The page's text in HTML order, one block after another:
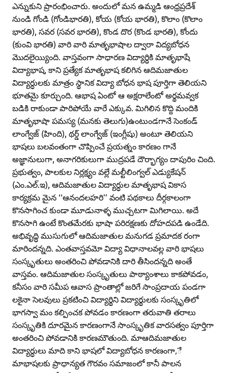
ఎన్నుకుని ప్రారంభించారు. అందులో మన ఉమ్మడి ఆంధ్రప్రదేశ్‌
నుండి గోండి (గోండిభారతి), కోయ (కోయ భారతి), కొలాం (కొలాం
భారతి), సవర (సవర భారతి), కొండ దొర (కొండ భారతి), కోందు
(కుంవి భారతి) వారి వారి మాతృభాషాల ద్వారా విద్యబోధన
మొదలైయ్యింది. వాస్తవంగా సాధారణ విద్యార్ధికి మాతృభాషే
విద్యాభాష, కాని ప్రత్యేక మాతృభాష కలిగిన ఆదిమజాతుల
విద్యార్ధులకు మాత్రం స్థానిక విద్యా బోధన భాష పూర్తిగా తెలియని
భూతమై కూర్చుంది. ఆభాష ఏంటో ఆ అక్షరాలేంటో అర్థమవ్వక
బడికి రాకుండా పారిపోయే వారే ఎక్కువ. మిగిలిన కొద్ది మందికి
మాతృభాషా పమస్య (మనకు తెలుగు)ఉంటుండగానే సెంకండ్‌
లాంగ్వేజ్‌ (హింది), థర్డ్‌ లాంగ్వేజ్‌ (ఇంగ్లీషు) అంటూ తెలియని
భాషలు బలవంతంగా చొప్పించే ప్రయత్నం కారణం గానే
అజ్ఞానులుగా, అనాగరికులుగా ముద్రపడే దౌర్భాగ్యం దాపురిం చింది.
ప్రభుత్వం, పాలకుల నిర్లక్ష్యం వల్లే మల్టీలింగ్వల్‌ ఎడ్యుకేషన్‌
(ఎం.ఎల్‌.ఇ), ఆదిమజాతుల విద్యార్ధుల మాతృభాష వికాస
కార్యక్రమ మైన ‘‘ఆనందలహరి’’ వంటి పథకాలు దీర్గకాలంగా
కొనసాగించ కుండా మూడునాళ్ళ ముచ్చటగా మిగిలాయి. అదే
కొనసాగి ఉంటే కొంతమేరకు భాషా పరిరక్షణకు దోహదపడి ఉండేది.
అభివృద్ధి ముసుగులో ఆదిమజాతుల మనుగడ ప్రమాదక రంగా
మారిందన్నది. ఎంతవాస్తవమో విద్యా విధానాలవల్ల వారి భాషలు
సంస్కృతులు అంతరించి పోవడానికి దారి తీసిందన్నది అంతే
వాస్తవం. ఆదిమజాతుల సంస్కృతులు పాఠ్యాంశాలు కాకపోవడం,
కనీసం వారి సమీప ఆవాస ప్రాంతాల్లో జరిగే సాంప్రదాయ పండగా
లకైనా సెలవులు ప్రకటించి విద్యార్థిని విద్యార్థులకు సంస్కృతిలో
భాగస్వా మం కల్పించక పోవడం కారణంగా తరువాతి తరాలు
సంస్కృతికి దూరమైన కారణంగానే సాంస్కృతిక వారసత్వం పూర్తిగా
అంతరించి పోవడానికి కారణమౌతుంది. మాఆదిమజాతుల
విద్యార్ధులు మాది కాని భాషలో విద్యాబోధన కారణంగా,ే
మాభాషలకు ప్రాధాన్యత గౌరవం సమాజంలో కానీ పాలన